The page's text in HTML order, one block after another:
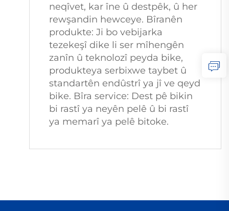
neqîvet, kar îne û destpêk, û her
rewşandin hewceye. Bîranên
produkte: Ji bo vebijarka
tezekeşî dike li ser mîhengên
zanîn û teknolozî peyda bike,
produkteya serbixwe taybet û
standartên endûstrî ya jî ve qeyd
bike. Bîra service: Dest pê bikin
bi rastî ya neyên pelê û bi rastî
ya memarî ya pelê bitoke.